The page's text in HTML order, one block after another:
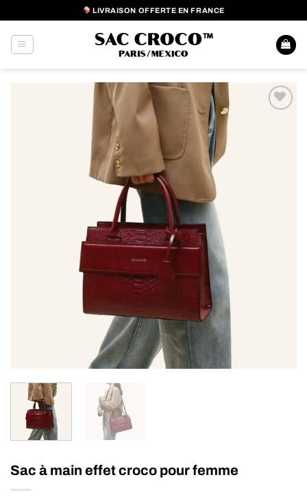
au
contenu
LIVRAISON OFFERTE EN FRANCE
Sac à main effet croco pour femme